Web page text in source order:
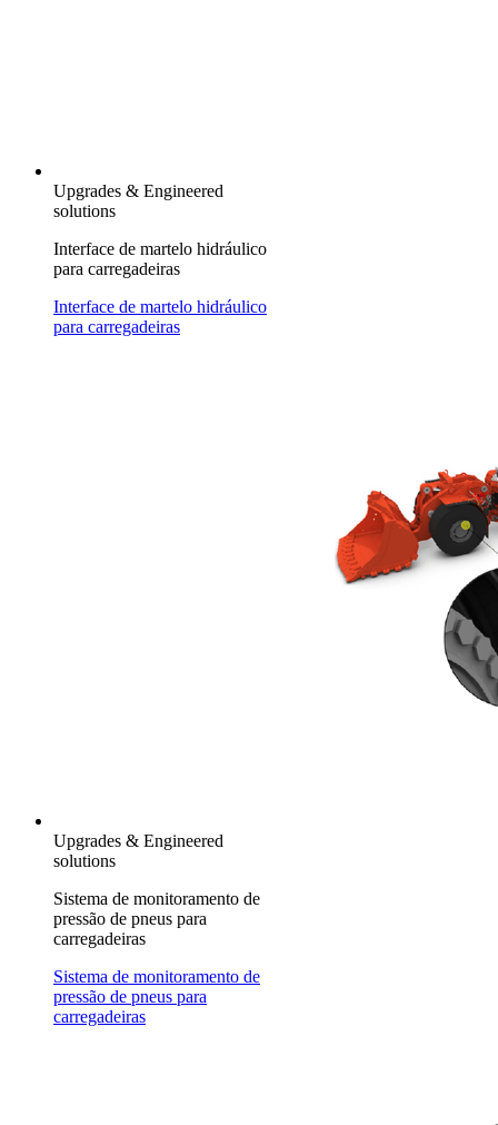
Upgrades & Engineered
solutions
Interface de martelo hidráulico
para carregadeiras
Interface de martelo hidráulico
para carregadeiras
Upgrades & Engineered
solutions
Sistema de monitoramento de
pressão de pneus para
carregadeiras
Sistema de monitoramento de
pressão de pneus para
carregadeiras